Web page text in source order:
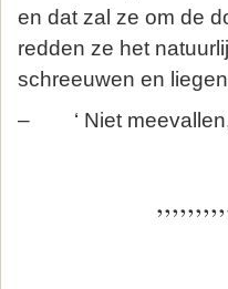
en dat zal ze om de
redden ze het
schreeuwen en
– ‘ Niet meevallen,